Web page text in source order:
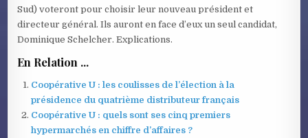
Sud) voteront pour choisir leur nouveau président et
directeur général. Ils auront en face d’eux un seul candidat,
Dominique Schelcher. Explications.
En Relation ...
Coopérative U : les coulisses de l’élection à la
présidence du quatrième distributeur français
Coopérative U : quels sont ses cinq premiers
hypermarchés en chiffre d’affaires ?